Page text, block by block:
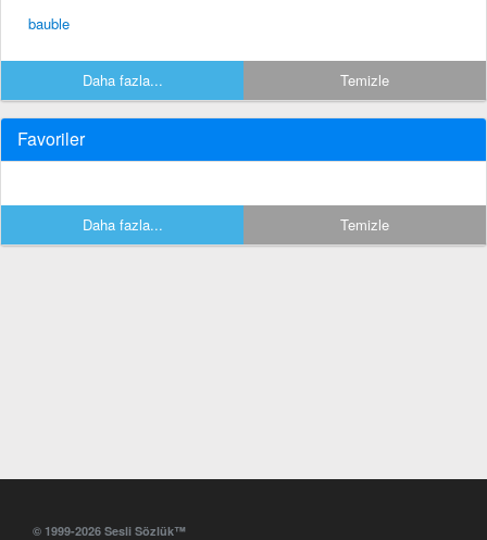
bauble
Daha fazla... Temizle
Favoriler
Daha fazla... Temizle
© 1999-2026 Sesli Sözlük™